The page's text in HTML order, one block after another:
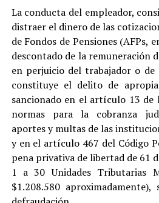
La conducta del empleador,
distraer el dinero de las
de Fondos de Pensiones (AFPs,
descontado de la remuneración
en perjuicio del trabajador o de
constituye el delito de
sancionado en el artículo 13 de
normas para la cobranza
aportes y multas de las
y en el artículo 467 del Código
pena privativa de libertad de 61
1 a 30 Unidades Tributarias
$1.208.580